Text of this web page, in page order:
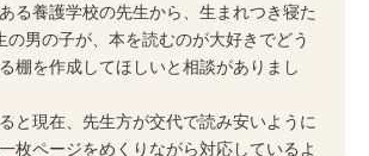
る養護学校の先生から、生まれつき寝た
の男の子が、本を読むのが大好きでどう
棚を作成してほしいと相談がありまし
と現在、先生方が交代で読み安いように
枚ページをめくりながら対応しているよ